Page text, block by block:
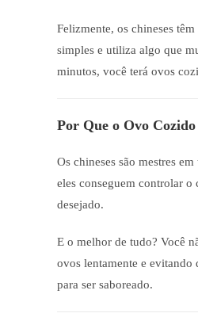
Felizmente, os chineses
simples e utiliza algo que
minutos, você terá ovos
Por Que o Ovo
Os chineses são mestres
eles conseguem controlar
desejado.
E o melhor de tudo? Você
ovos lentamente e
para ser saboreado.